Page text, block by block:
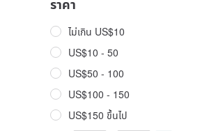
ราคา
ไม่เกิน US$10
US$10 - 50
US$50 - 100
US$100 - 150
US$150 ขึ้นไป